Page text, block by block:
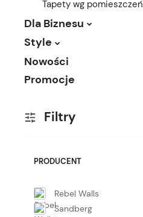
Tapety wg pomieszczeń
Dla Biznesu
Style
Nowości
Promocje
Filtry
PRODUCENT
Rebel Walls
Sandberg